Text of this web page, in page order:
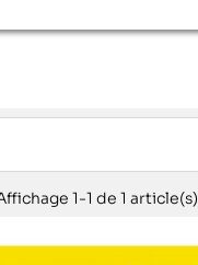
1-1 de 1 article(s)